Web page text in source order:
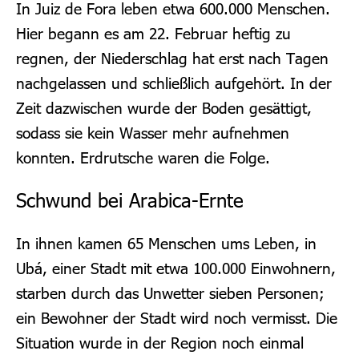
In Juiz de Fora leben etwa 600.000 Menschen.
Hier begann es am 22. Februar heftig zu
regnen, der Niederschlag hat erst nach Tagen
nachgelassen und schließlich aufgehört. In der
Zeit dazwischen wurde der Boden gesättigt,
sodass sie kein Wasser mehr aufnehmen
konnten. Erdrutsche waren die Folge.
Schwund bei Arabica-Ernte
In ihnen kamen 65 Menschen ums Leben, in
Ubá, einer Stadt mit etwa 100.000 Einwohnern,
starben durch das Unwetter sieben Personen;
ein Bewohner der Stadt wird noch vermisst. Die
Situation wurde in der Region noch einmal